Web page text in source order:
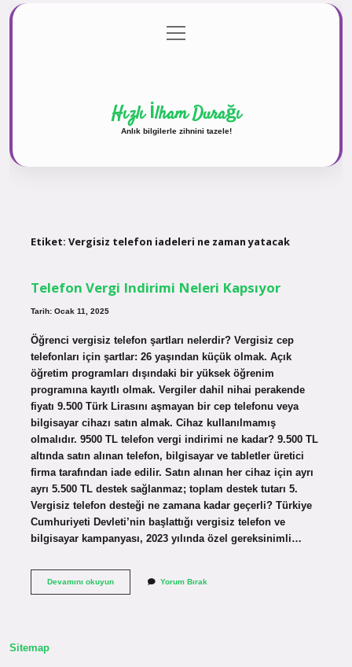
Gizlilik Politikası
menüyü
aç
Hızlı İlham Durağı
Anlık bilgilerle zihnini tazele!
Etiket: Vergisiz telefon iadeleri ne zaman yatacak
Telefon Vergi Indirimi Neleri Kapsıyor
Tarih: Ocak 11, 2025
Öğrenci vergisiz telefon şartları nelerdir? Vergisiz cep
telefonları için şartlar: 26 yaşından küçük olmak. Açık
öğretim programları dışındaki bir yüksek öğrenim
programına kayıtlı olmak. Vergiler dahil nihai perakende
fiyatı 9.500 Türk Lirasını aşmayan bir cep telefonu veya
bilgisayar cihazı satın almak. Cihaz kullanılmamış
olmalıdır. 9500 TL telefon vergi indirimi ne kadar? 9.500 TL
altında satın alınan telefon, bilgisayar ve tabletler üretici
firma tarafından iade edilir. Satın alınan her cihaz için ayrı
ayrı 5.500 TL destek sağlanmaz; toplam destek tutarı 5.
Vergisiz telefon desteği ne zamana kadar geçerli? Türkiye
Cumhuriyeti Devleti’nin başlattığı vergisiz telefon ve
bilgisayar kampanyası, 2023 yılında özel gereksinimli…
Devamını okuyunTelefon
Yorum Bırak
Sitemap